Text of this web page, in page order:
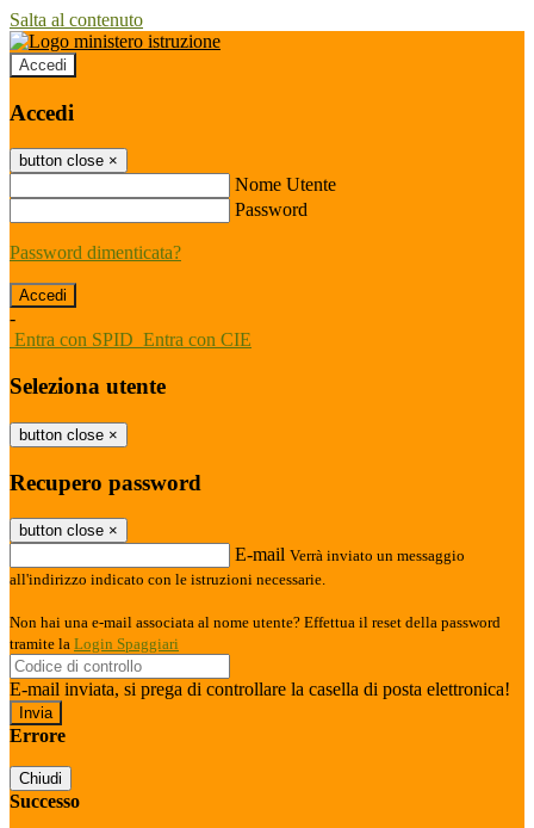
Salta al contenuto
Accedi
Accedi
button close ×
Nome Utente
Password
Password dimenticata?
-
Entra con SPID Entra con CIE
Seleziona utente
button close ×
Recupero password
button close ×
E-mail Verrà inviato un messaggio
all'indirizzo indicato con le istruzioni necessarie.
Non hai una e-mail associata al nome utente? Effettua il reset della password
tramite la Login Spaggiari
E-mail inviata, si prega di controllare la casella di posta elettronica!
Errore
Chiudi
Successo